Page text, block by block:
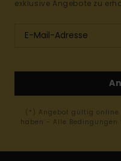
exklusive Angebote zu
(*) Angebot gültig
haben - Alle